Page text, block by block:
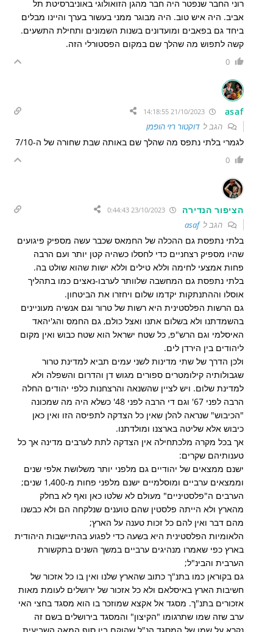
רוני החבר שנפטר היה חבר מהגן הזואולוגי באוניברסיטת תל
אביב. היה איש טוב. היה מבוגר ממני בעשור בערך והיינו מבלים
ביחד גם בפאבים ומועדונים בשנות השמונים ותחילת התשעים.
קשה לתפוש מה שהלך שם במקום הפסטורלי הזה.
0
asaf
21/10/2023 14:18:55
הגב לדוקטור רזי הופמן
לגמרי בלתי נתפס מה שהלך שם באותה שבת שחורה של ה-7/10
0
הציפור הנדירה
הגב לasaf
בלתי נתפסת גם ההכלה של החמאס שכבר עשה מספיק פיגועים
שהיו מספיק רצחניים כדי לחסלו כשהיה קטן יותר ועם הרבה
פחות אמצעי לחימה וללא טילים וללא ישות שהוא שולט בה.
בלתי נתפסת גם המחשבה שלוותר לערבו-נאצים כמו בתהליך
אוסלו וההתנתקות יקדמו שלום ויחזרו את הביטחון.
גם הרשות הפלסטינית היא רשות של טרור וגם אנשיה מעוניינים
בהשמדתנו ולא בשלום אתנו ואצל כולם, גם החמס והג'יהאד
האיסלמי וגם הרש"פ, כל שטח ישראל הוא שטח כבוש ואין מקום
ליהודים בין הירדן לים.
ולכן הדרך של שתי מדינות לשני עמים תביא למדינת טרור
שגבולותיה קילומטרים ספורים מגוש דן והדרום והשפלה ולא
למדינת שלום. ויש לציין שהשנאה והרצחנות כלפי יהודים החלה
הרבה לפני 67' וגם די הרבה לפני 48' כשלא היה מה שמכונה
"הכיבוש" שנראה להלן שאין כל הצדקה לתפיסה הזו ואין כאן
כיבוש אלא שליטה בארצנו ומולדתנו.
אך בכל מקרה מלכתחילה אין הצדקה לתת לערבים מדינה אך כל
טענותיהם שקרים:
ישנם ממצאים של יהודיים גם מלפני יותר משלושת אלפי שנים
וממצאים ערביים ומוסלמיים ישנם מלפני פחות מ-1,400 שנים;
הערבים ה"פלסטיניים" מעולם לא שלטו כאן ואף לא בחלק
מהארץ ולא הייתה פלסטין שהם טוענים שנלקחה הם ולא כבשנו
מהם דבר ואין להם כל זכות טענה על הארץ;
הלאומיות הפלסטינית היא בשעה כדי לפגוע בהתיישבות היהודית
בארץ כפי שאמרו מנהיגים ערביים במשך השנים בתקשורת
הערבית והבינ"ל;
גם בקוראן כמו בתנ"ך כתוב שהארץ שלנו ואין בו כל אזכור של
חשיבות הארץ באיסלאם ולא כל אזכור של ירושלים לעומת מאות
אזכורים בתנ"ך. מסגד אל אקצא שמוזכר בו הוא מסגד בחצי האי
ערב שזה שמו שתרגומו "הקיצון" והמסגד בירושלים בשם זה